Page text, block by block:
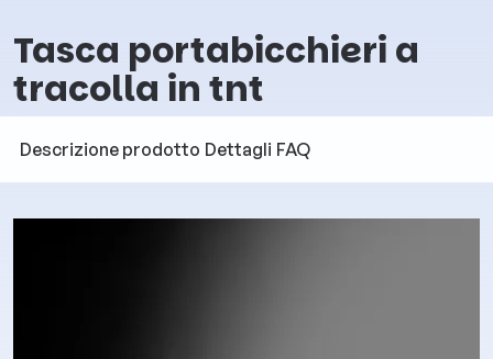
Tasca portabicchieri a
tracolla in tnt
Descrizione prodotto Dettagli FAQ